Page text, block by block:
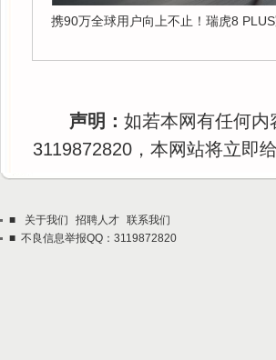
携90万全球用户向上不止！瑞虎8
声明： 如若本网有任何
3119872820，本网站将立即给
■ 关于我们 招聘人才 联系我们
■ 不良信息举报QQ：3119872820